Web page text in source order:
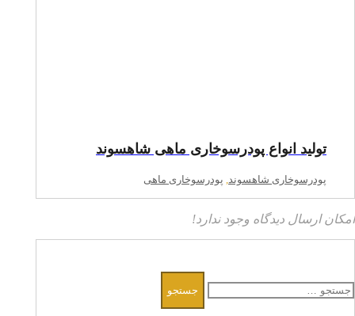
تولید انواع پودرسوخاری ماهی شاهسوند
پودرسوخاری شاهسوند پودرسوخاری ماهی
امکان ارسال دیدگاه وجود ندارد!
برای: